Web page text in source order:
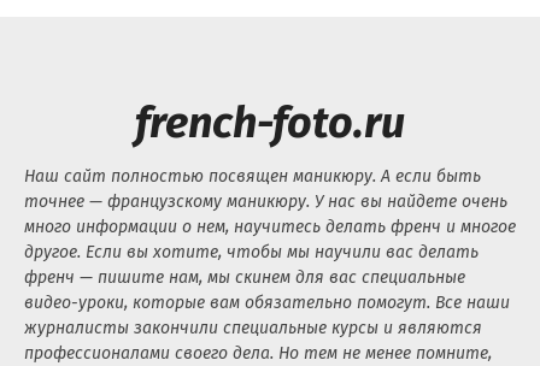
french-foto.ru
Наш сайт полностью посвящен маникюру. А если быть
точнее — французскому маникюру. У нас вы найдете очень
много информации о нем, научитесь делать френч и многое
другое. Если вы хотите, чтобы мы научили вас делать
френч — пишите нам, мы скинем для вас специальные
видео-уроки, которые вам обязательно помогут. Все наши
журналисты закончили специальные курсы и являются
профессионалами своего дела. Но тем не менее помните,